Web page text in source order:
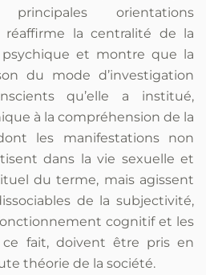
orientations
réaffirme la centralité de la
et montre que la
du mode d’investigation
qu’elle a institué,
à la compréhension de la
les manifestations non
dans la vie sexuelle et
du terme, mais agissent
de la subjectivité,
cognitif et les
fait, doivent être pris en
théorie de la société.